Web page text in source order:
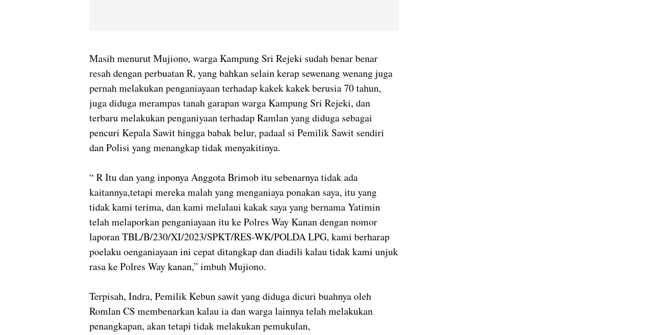
Masih menurut Mujiono, warga Kampung Sri Rejeki sudah benar benar
resah dengan perbuatan R, yang bahkan selain kerap sewenang wenang juga
pernah melakukan penganiayaan terhadap kakek kakek berusia 70 tahun,
juga diduga merampas tanah garapan warga Kampung Sri Rejeki, dan
terbaru melakukan penganiyaan terhadap Ramlan yang diduga sebagai
pencuri Kepala Sawit hingga babak belur, padaal si Pemilik Sawit sendiri
dan Polisi yang menangkap tidak menyakitinya.
“ R Itu dan yang inponya Anggota Brimob itu sebenarnya tidak ada
kaitannya,tetapi mereka malah yang menganiaya ponakan saya, itu yang
tidak kami terima, dan kami melalaui kakak saya yang bernama Yatimin
telah melaporkan penganiayaan itu ke Polres Way Kanan dengan nomor
laporan TBL/B/230/XI/2023/SPKT/RES-WK/POLDA LPG, kami berharap
poelaku oenganiayaan ini cepat ditangkap dan diadili kalau tidak kami unjuk
rasa ke Polres Way kanan,” imbuh Mujiono.
Terpisah, Indra, Pemilik Kebun sawit yang diduga dicuri buahnya oleh
Romlan CS membenarkan kalau ia dan warga lainnya telah melakukan
penangkapan, akan tetapi tidak melakukan pemukulan,